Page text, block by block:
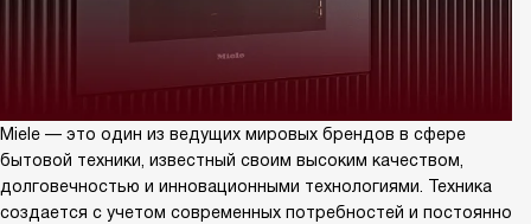
Miele — это один из ведущих мировых брендов в сфере
бытовой техники, известный своим высоким качеством,
долговечностью и инновационными технологиями. Техника
создается с учетом современных потребностей и постоянно